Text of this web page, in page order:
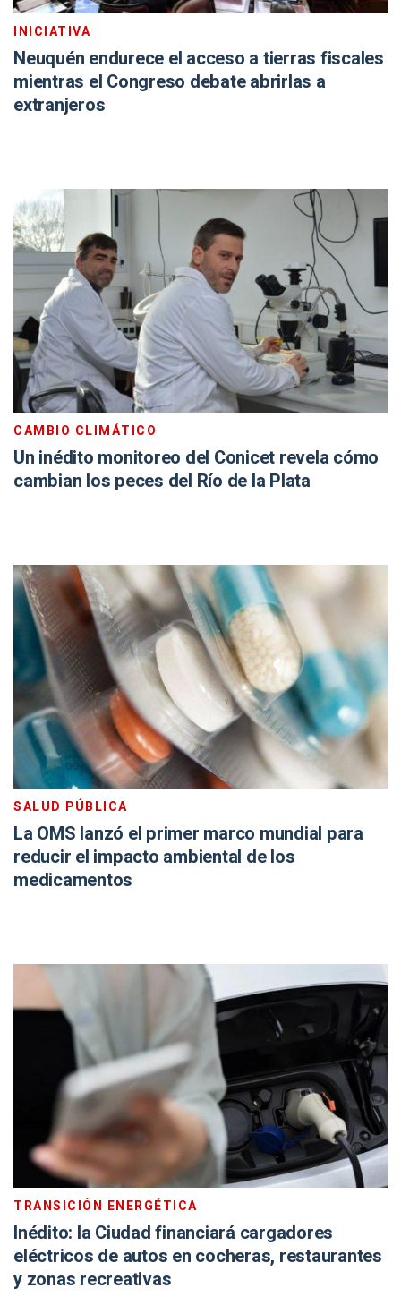
INICIATIVA
Neuquén endurece el acceso a tierras fiscales
mientras el Congreso debate abrirlas a
extranjeros
CAMBIO CLIMÁTICO
Un inédito monitoreo del Conicet revela cómo
cambian los peces del Río de la Plata
SALUD PÚBLICA
La OMS lanzó el primer marco mundial para
reducir el impacto ambiental de los
medicamentos
TRANSICIÓN ENERGÉTICA
Inédito: la Ciudad financiará cargadores
eléctricos de autos en cocheras, restaurantes
y zonas recreativas